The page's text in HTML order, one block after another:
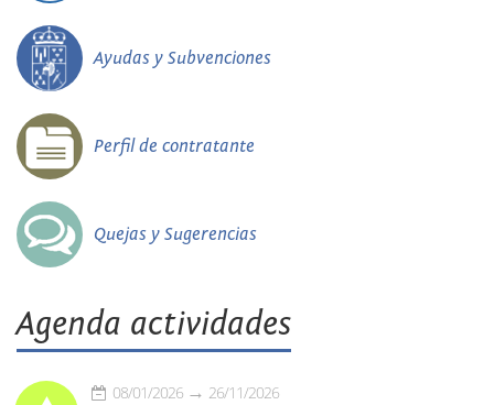
Ayudas y Subvenciones
Perfil de contratante
Quejas y Sugerencias
Agenda actividades
08/01/2026 26/11/2026